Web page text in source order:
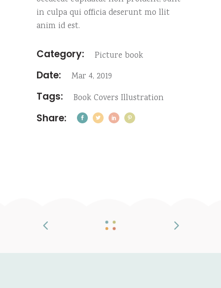
in culpa qui officia deserunt mo llit
anim id est.
Category: Picture book
Date: Mar 4, 2019
Tags: Book Covers Illustration
Share: